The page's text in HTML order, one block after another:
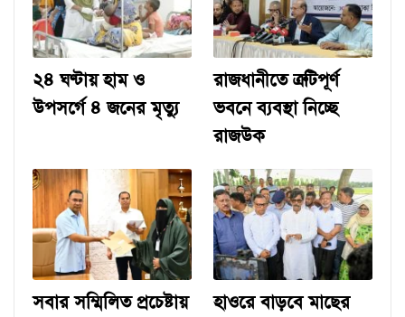
২৪ ঘণ্টায় হাম ও
উপসর্গে ৪ জনের মৃত্যু
রাজধানীতে ত্রুটিপূর্ণ
ভবনে ব্যবস্থা নিচ্ছে
রাজউক
সবার সম্মিলিত প্রচেষ্টায়
হাওরে বাড়বে মাছের